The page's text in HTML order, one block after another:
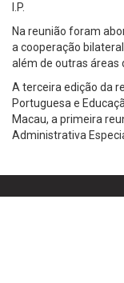
I.P.
Na reunião foram
a cooperação
além de outras áreas
A terceira edição da
Portuguesa e
Macau, a primeira
Administrativa